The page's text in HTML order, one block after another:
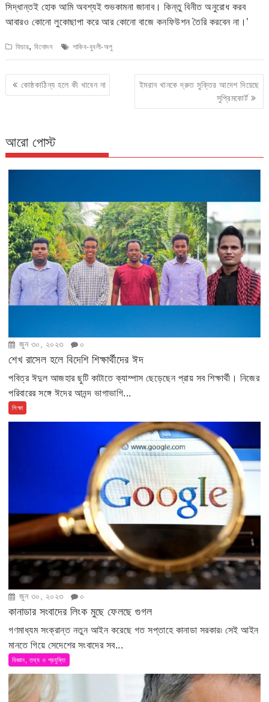
সিদ্ধান্তই হোক আমি অবশ্যই শুভকামনা জানাব। কিন্তু বিনীত অনুরোধ করব
আবারও কোনো লুকোছাপা করে আর কোনো বাজে কনফিউশন তৈরি করবেন না।’
ফিচার,বিনোদন শাকিব-বুবলী-অপু
Post
navigation
কোষ্ঠকাঠিন্য হলে কী খাবেন না
ইমরান খানকে দ্রুত মুক্তির আদেশ দিয়েছে
সুপ্রিমকোর্ট
আরো পোস্ট
জুন ৩০, ২০২৩ ০
শেখ রাসেল হলে বিদেশি শিক্ষার্থীদের ঈদ
পবিত্র ঈদুল আজহার ছুটি কাটাতে ক্যাম্পাস ছেড়েছেন প্রায় সব শিক্ষার্থী। নিজের
পরিবারের সঙ্গে ঈদের আনন্দ ভাগাভাগি...
শিক্ষা
জুন ৩০, ২০২৩ ০
কানাডার সংবাদের লিংক মুছে ফেলছে গুগল
গণমাধ্যম সংক্রান্ত নতুন আইন করেছে গত সপ্তাহে কানাডা সরকার৷ সেই আইন
মানতে গিয়ে সেদেশের সংবাদের সব...
বিজ্ঞান, তথ্য ও প্রযুক্তি